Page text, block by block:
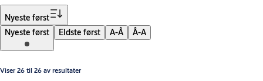
Nyeste først
Nyeste først
Eldste først A-Å Å-A
Viser 26 til 26 av resultater